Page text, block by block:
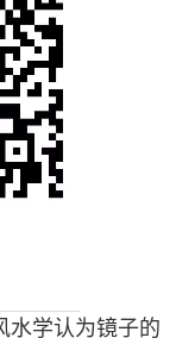
水学认为镜子的